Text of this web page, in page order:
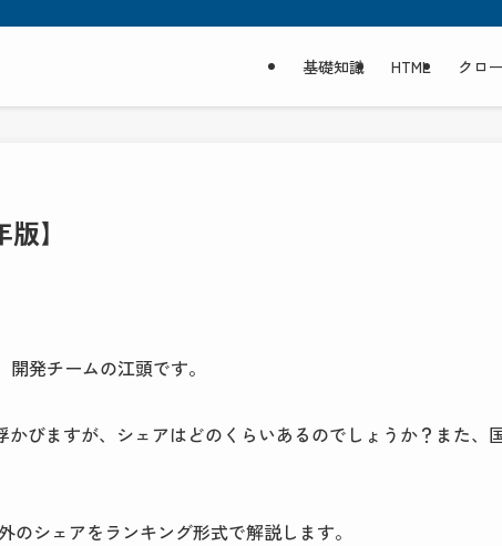
基礎知識 HTML クロ
】
開発チームの江頭です。
かびますが、シェアはどのくらいあるのでしょうか？また、
シェアをランキング形式で解説します。